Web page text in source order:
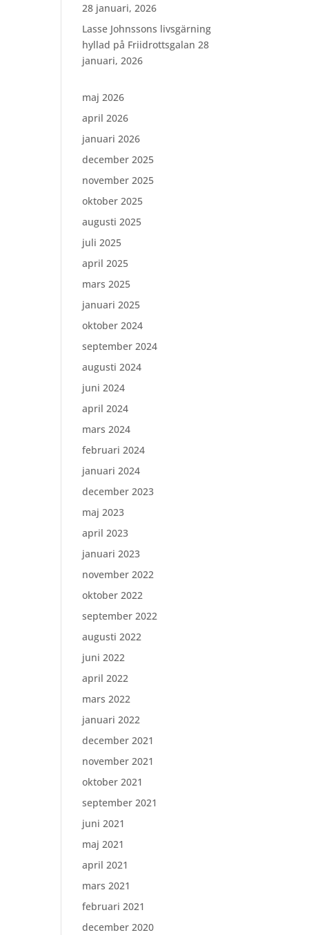
28 januari, 2026
Lasse Johnssons livsgärning
hyllad på Friidrottsgalan 28
januari, 2026
maj 2026
april 2026
januari 2026
december 2025
november 2025
oktober 2025
augusti 2025
juli 2025
april 2025
mars 2025
januari 2025
oktober 2024
september 2024
augusti 2024
juni 2024
april 2024
mars 2024
februari 2024
januari 2024
december 2023
maj 2023
april 2023
januari 2023
november 2022
oktober 2022
september 2022
augusti 2022
juni 2022
april 2022
mars 2022
januari 2022
december 2021
november 2021
oktober 2021
september 2021
juni 2021
maj 2021
april 2021
mars 2021
februari 2021
december 2020